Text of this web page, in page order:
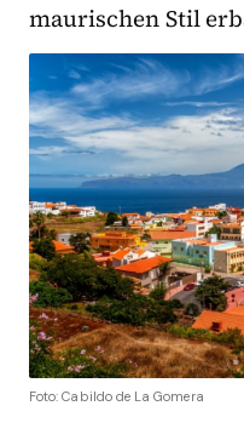
maurischen Stil
Foto: Cabildo de La Gomera